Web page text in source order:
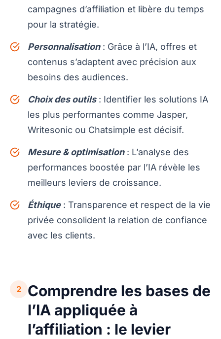
campagnes d’affiliation et libère du temps
pour la stratégie.
Personnalisation: Grâce à l’IA, offres et
contenus s’adaptent avec précision aux
besoins des audiences.
Choix des outils: Identifier les solutions IA
les plus performantes comme Jasper,
Writesonic ou Chatsimple est décisif.
Mesure & optimisation: L’analyse des
performances boostée par l’IA révèle les
meilleurs leviers de croissance.
Éthique: Transparence et respect de la vie
privée consolident la relation de confiance
avec les clients.
2
Comprendre les bases de
l’IA appliquée à
l’affiliation : le levier